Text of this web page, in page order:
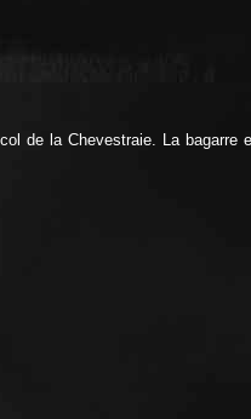
de la Chevestraie. La